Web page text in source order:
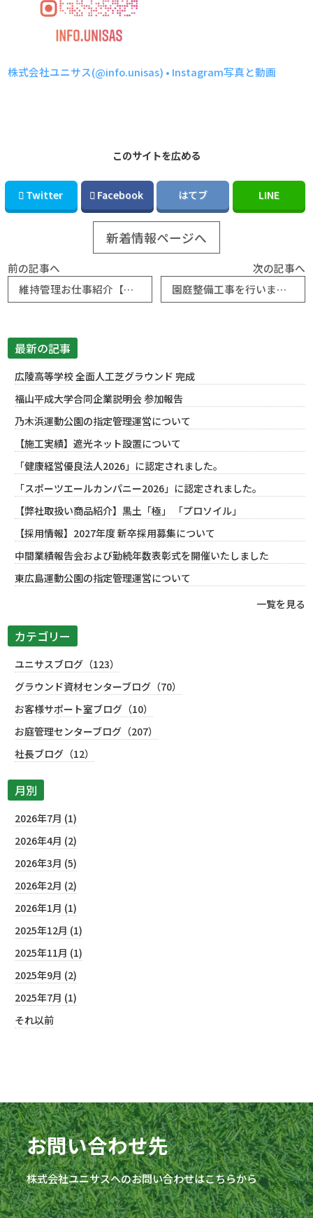
株式会社ユニサス(@info.unisas) • Instagram写真と動画
このサイトを広める
Twitter Facebook はてブ LINE
新着情報ページへ
前の記事へ
維持管理お仕事紹介【スポーツターフクオリティ調査】
次の記事へ
園庭整備工事を行いました。【こうわ認定こども園海田第二】
最新の記事
広陵高等学校 全面人工芝グラウンド 完成
福山平成大学合同企業説明会 参加報告
乃木浜運動公園の指定管理運営について
【施工実績】遮光ネット設置について
「健康経営優良法人2026」に認定されました。
「スポーツエールカンパニー2026」に認定されました。
【弊社取扱い商品紹介】黒土「極」 「プロソイル」
【採用情報】2027年度 新卒採用募集について
中間業績報告会および勤続年数表彰式を開催いたしました
東広島運動公園の指定管理運営について
一覧を見る
カテゴリー
ユニサスブログ（123）
グラウンド資材センターブログ（70）
お客様サポート室ブログ（10）
お庭管理センターブログ（207）
社長ブログ（12）
月別
2026年7月 (1)
2026年4月 (2)
2026年3月 (5)
2026年2月 (2)
2026年1月 (1)
2025年12月 (1)
2025年11月 (1)
2025年9月 (2)
2025年7月 (1)
それ以前
お問い合わせ先
株式会社ユニサスへのお問い合わせはこちらから